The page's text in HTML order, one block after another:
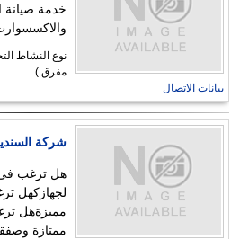
خدمة صيانة
نوع النشاط
مفرق )
بيانات الاتصال
شركة
هل ترغب
لجهازكهل
مميزةهل
ممتازة